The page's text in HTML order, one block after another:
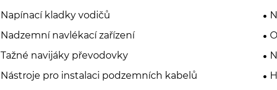
Napínací kladky vodičů
Nadzemní navlékací zařízení
Tažné navijáky převodovky
Nástroje pro instalaci podzemních kabelů